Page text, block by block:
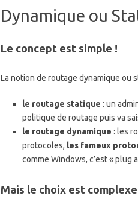
Dynamique ou
Le concept est simple !
La notion de routage dynamique ou
le routage statique : un
politique de routage puis va
le routage dynamique : les
protocoles, les fameux
comme Windows, c’est « plug
Mais le choix est complexe